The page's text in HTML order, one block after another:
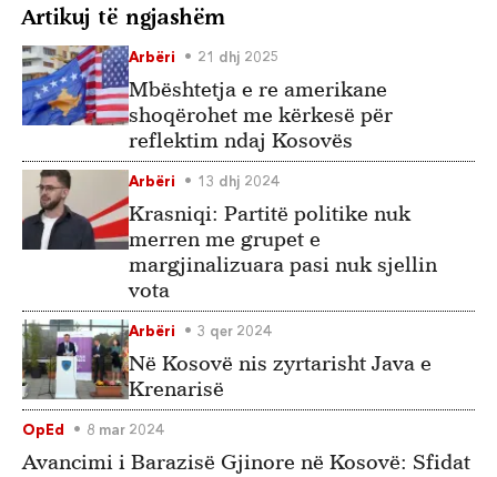
Artikuj të ngjashëm
Arbëri 21 dhj 2025
Mbështetja e re amerikane
shoqërohet me kërkesë për
reflektim ndaj Kosovës
Arbëri 13 dhj 2024
Krasniqi: Partitë politike nuk
merren me grupet e
margjinalizuara pasi nuk sjellin
vota
Arbëri 3 qer 2024
Në Kosovë nis zyrtarisht Java e
Krenarisë
OpEd 8 mar 2024
Avancimi i Barazisë Gjinore në Kosovë: Sfidat